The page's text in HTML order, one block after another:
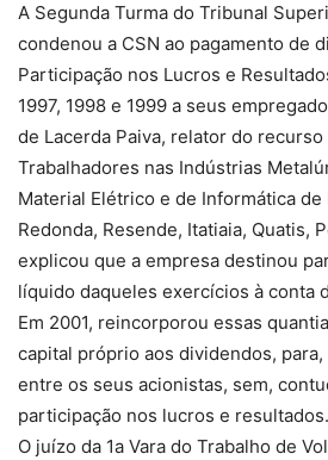
A Segunda Turma do Tribunal
condenou a CSN ao pagamento de
Participação nos Lucros e
1997, 1998 e 1999 a seus
de Lacerda Paiva, relator do
Trabalhadores nas Indústrias
Material Elétrico e de Informática de
Redonda, Resende, Itatiaia, Quatis,
explicou que a empresa destinou
líquido daqueles exercícios à conta
Em 2001, reincorporou essas
capital próprio aos dividendos,
entre os seus acionistas, sem,
participação nos lucros e resultados.
O juízo da 1a Vara do Trabalho de